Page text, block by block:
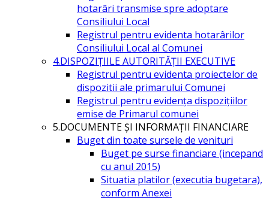
hotarâri transmise spre adoptare
Consiliului Local
Registrul pentru evidenta hotarârilor
Consiliului Local al Comunei
4.DISPOZIŢIILE AUTORITĂŢII EXECUTIVE
Registrul pentru evidenta proiectelor de
dispozitii ale primarului Comunei
Registrul pentru evidența dispozițiilor
emise de Primarul comunei
5.DOCUMENTE ŞI INFORMAŢII FINANCIARE
Buget din toate sursele de venituri
Buget pe surse financiare (incepand
cu anul 2015)
Situatia platilor (executia bugetara),
conform Anexei